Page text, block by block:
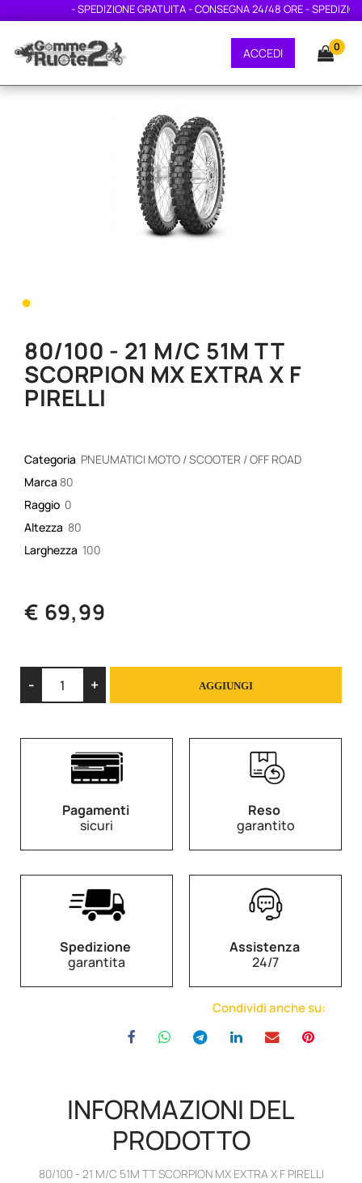
- SPEDIZIONE GRATUITA - CONSEGNA 24/48 ORE -
ACCEDI 0
•
80/100 - 21 M/C 51M TT
SCORPION MX EXTRA X F
PIRELLI
Categoria PNEUMATICI MOTO / SCOOTER / OFF ROAD
Marca 80
Raggio 0
Altezza 80
Larghezza 100
€ 69,99
AGGIUNGI
Pagamenti
sicuri
Reso
garantito
Spedizione
garantita
Assistenza
24/7
Condividi anche su:
INFORMAZIONI DEL
PRODOTTO
80/100 - 21 M/C 51M TT SCORPION MX EXTRA X F PIRELLI